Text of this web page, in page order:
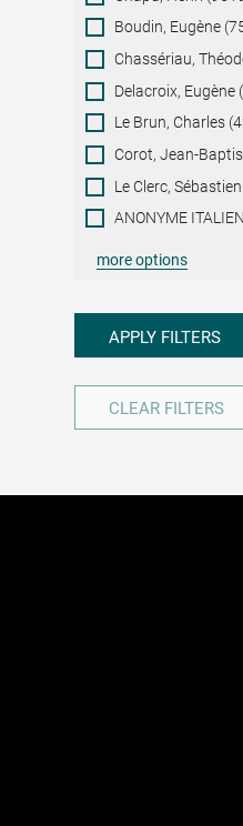
Boudin, Eugène
Chassériau,
Delacroix, Eugène
Le Brun, Charles
Corot, Jean-
Le Clerc,
ANONYME
more options
APPLY FILTERS
CLEAR FILTERS